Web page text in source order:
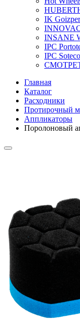
IK Goizper
INSANE
IPC
IPC
Главная
Каталог
Расходники
Протирочный
Аппликаторы
Поролоновый